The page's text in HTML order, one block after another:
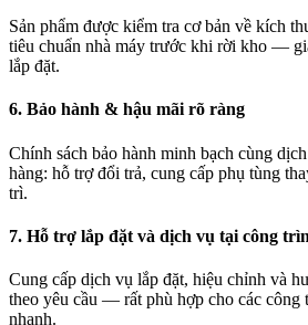
Sản phẩm được kiểm tra cơ bản về kích
tiêu chuẩn nhà máy trước khi rời kho —
lắp đặt.
6. Bảo hành & hậu mãi rõ ràng
Chính sách bảo hành minh bạch cùng
hàng: hỗ trợ đổi trả, cung cấp phụ tùng
trì.
7. Hỗ trợ lắp đặt và dịch vụ tại công
Cung cấp dịch vụ lắp đặt, hiệu chỉnh và
theo yêu cầu — rất phù hợp cho các công
nhanh.